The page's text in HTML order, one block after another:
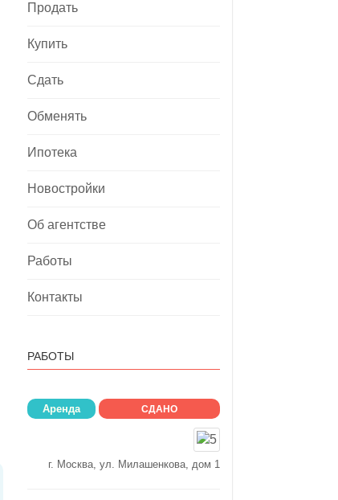
Продать
Купить
Сдать
Обменять
Ипотека
Новостройки
Об агентстве
Работы
Контакты
РАБОТЫ
Аренда СДАНО
г. Москва, ул. Милашенкова, дом 1